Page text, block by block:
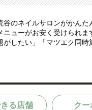
のネイルサロンがかん
ューがお安く受けられ
したい」「マツエク同
る店舗 クー